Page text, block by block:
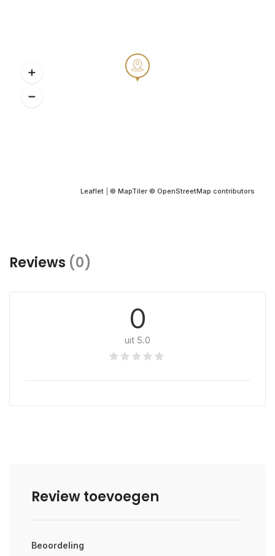
Leaflet © MapTiler © OpenStreetMap contributors
Reviews (0)
0
uit 5.0
Review toevoegen
Beoordeling